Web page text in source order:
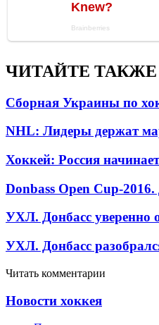
ЧИТАЙТЕ ТАКЖЕ
Сборная Украины по
NHL: Лидеры держат
Хоккей: Россия
Donbass Open Cup-
УХЛ. Донбасс уверенно
УХЛ. Донбасс
Читать комментарии
Новости хоккея